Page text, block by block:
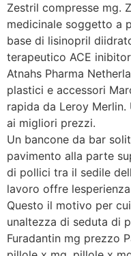
Zestril compresse mg.
medicinale soggetto a
base di lisinopril
terapeutico ACE
Atnahs Pharma
plastici e accessori
rapida da Leroy
ai migliori prezzi.
Un bancone da bar
pavimento alla parte
di pollici tra il sedile
lavoro offre
Questo il motivo per
unaltezza di seduta di
Furadantin mg prezzo